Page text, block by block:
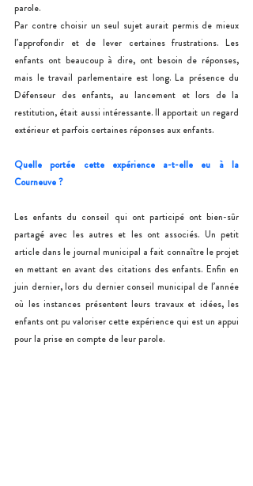
parole.
Par contre choisir un seul sujet aurait permis de mieux
l’approfondir et de lever certaines frustrations. Les
enfants ont beaucoup à dire, ont besoin de réponses,
mais le travail parlementaire est long. La présence du
Défenseur des enfants, au lancement et lors de la
restitution, était aussi intéressante. Il apportait un regard
extérieur et parfois certaines réponses aux enfants.
Quelle portée cette expérience a-t-elle eu à la
Courneuve ?
Les enfants du conseil qui ont participé ont bien-sûr
partagé avec les autres et les ont associés. Un petit
article dans le journal municipal a fait connaître le projet
en mettant en avant des citations des enfants. Enfin en
juin dernier, lors du dernier conseil municipal de l’année
où les instances présentent leurs travaux et idées, les
enfants ont pu valoriser cette expérience qui est un appui
pour la prise en compte de leur parole.